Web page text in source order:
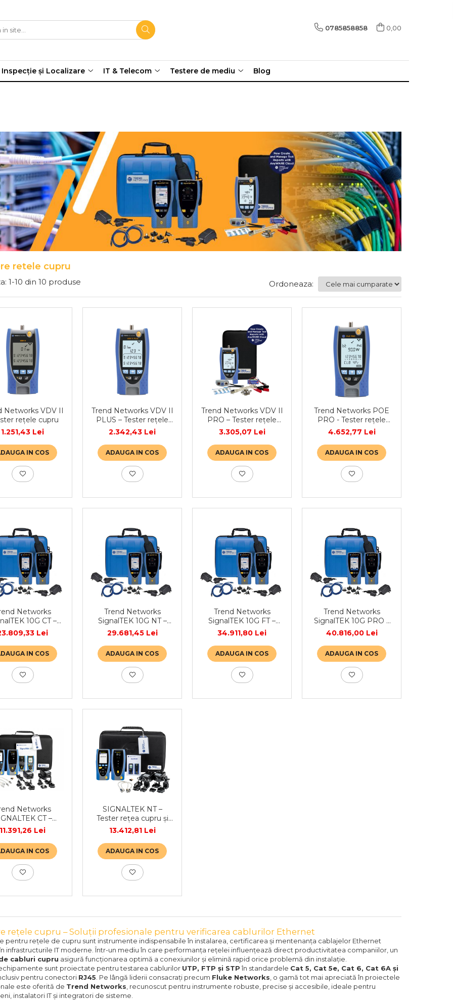
0785858858 0,00
Inspecție și Localizare IT & Telecom Testere de mediu Blog
retele cupru
1-10 din 10 produse Ordoneaza:
Networks VDV II
rețele cupru
1.251,43 Lei
IN COS
Trend Networks VDV II
PLUS – Tester rețele
cupru
2.342,43 Lei
ADAUGA IN COS
Trend Networks VDV II
PRO – Tester rețele
cupru
3.305,07 Lei
ADAUGA IN COS
Trend Networks POE
PRO - Tester rețele
cupru si POE
4.652,77 Lei
ADAUGA IN COS
Networks
10G CT –
pentru cabluri
și lățime de
bandă
Lei
IN COS
Trend Networks
SignalTEK 10G NT –
Tester pentru cabluri
Ethernet și lățime de
bandă
29.681,45 Lei
ADAUGA IN COS
Trend Networks
SignalTEK 10G FT –
Tester pentru cabluri
Ethernet și lățime de
bandă
34.911,80 Lei
ADAUGA IN COS
Trend Networks
SignalTEK 10G PRO –
Tester pentru cabluri
Ethernet și lățime de
bandă
40.816,00 Lei
ADAUGA IN COS
Networks
CT –
cabluri de date
11.391,26 Lei
IN COS
SIGNALTEK NT –
Tester rețea cupru și
fibră – Activ și Pasiv
13.412,81 Lei
ADAUGA IN COS
rețele cupru – Soluții profesionale pentru verificarea cablurilor Ethernet
pentru rețele de cupru sunt instrumente indispensabile în instalarea, certificarea și mentenanța cablajelor Ethernet
infrastructurile IT moderne. Într-un mediu în care performanța rețelei influențează direct productivitatea companiilor, un
cabluri cupru asigură funcționarea optimă a conexiunilor și elimină rapid orice problemă din instalație.
sunt proiectate pentru testarea cablurilor UTP, FTP și STP în standardele Cat 5, Cat 5e, Cat 6, Cat 6A și
pentru conectori RJ45 . Pe lângă liderii consacrați precum Fluke Networks , o gamă tot mai apreciată în proiectele
este oferită de Trend Networks , recunoscut pentru instrumente robuste, precise și accesibile, ideale pentru
instalatori IT și integratori de sisteme.